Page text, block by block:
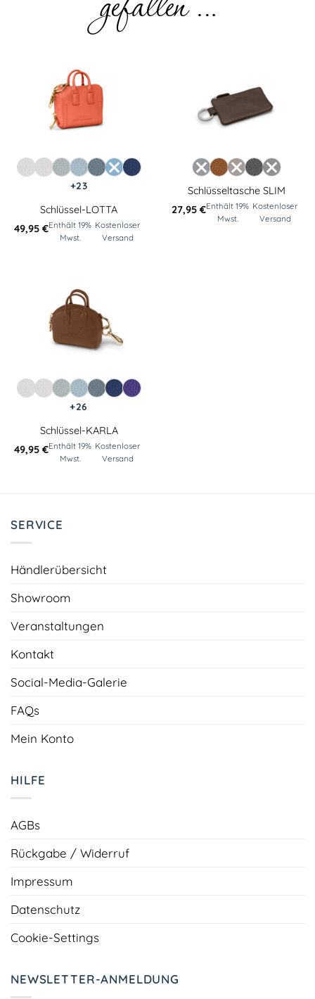
+23
Schlüssel-LOTTA
49,95 €Enthält 19%
Mwst.
Kostenloser
Versand
Schlüsseltasche SLIM
27,95 €Enthält 19%
Mwst.
Kostenloser
Versand
+26
Schlüssel-KARLA
49,95 €Enthält 19%
Mwst.
Kostenloser
Versand
SERVICE
Händlerübersicht
Showroom
Veranstaltungen
Kontakt
Social-Media-Galerie
FAQs
Mein Konto
HILFE
AGBs
Rückgabe / Widerruf
Impressum
Datenschutz
Cookie-Settings
NEWSLETTER-ANMELDUNG